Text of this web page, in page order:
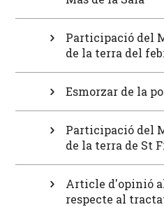
Participació del
de la terra del
Esmorzar de la
Participació del
de la terra de St
Article d'opinió
respecte al